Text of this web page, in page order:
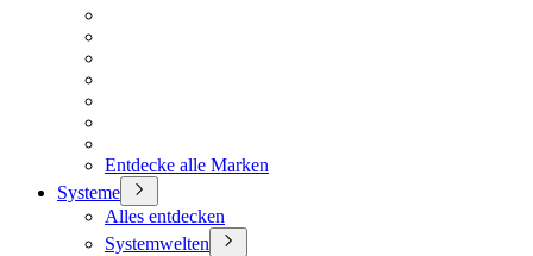
Entdecke alle Marken
Systeme
Alles entdecken
Systemwelten